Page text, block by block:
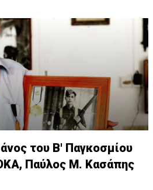
αποψινής κλήρωσης είναι: 16,
15
του Β' Παγκοσμίου
Παύλος Μ. Κασάπης